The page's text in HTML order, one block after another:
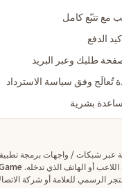
مع تتبّع كامل
الدفع
طلبك وعبر البريد
تُعالَج وفق سياسة الاسترداد
بشرية
عبر شبكات / واجهات برمجة
الرسمي للعلامة أو شركة